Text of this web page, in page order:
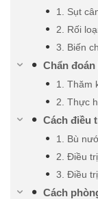
1. Sụt
2. Rối
3. Biến
Chẩn
1. Thăm
2. Thực
Cách điều
1. Bù
2. Điều
3. Điều
Cách